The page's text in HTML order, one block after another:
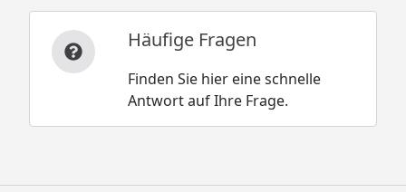
Häufige Fragen
Finden Sie hier eine schnelle
Antwort auf Ihre Frage.